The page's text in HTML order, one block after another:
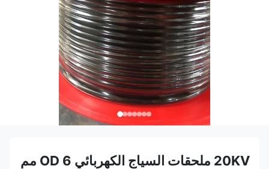
20KV ملحقات السياج الكهربائي OD 6 مم